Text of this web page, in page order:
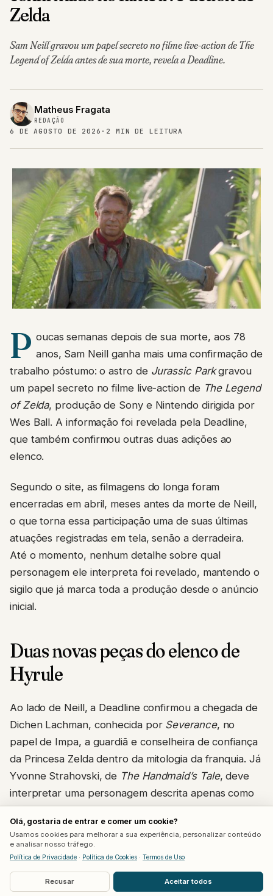
Zelda
Sam Neill gravou um papel secreto no filme live-action de The
Legend of Zelda antes de sua morte, revela a Deadline.
Matheus Fragata
REDAÇÃO
6 DE AGOSTO DE 2026 · 2 MIN DE LEITURA
P oucas semanas depois de sua morte, aos 78
anos, Sam Neill ganha mais uma confirmação de
trabalho póstumo: o astro de Jurassic Parkgravou
um papel secreto no filme live-action de The Legend
of Zelda, produção de Sony e Nintendo dirigida por
Wes Ball. A informação foi revelada pela Deadline,
que também confirmou outras duas adições ao
elenco.
Segundo o site, as filmagens do longa foram
encerradas em abril, meses antes da morte de Neill,
o que torna essa participação uma de suas últimas
atuações registradas em tela, senão a derradeira.
Até o momento, nenhum detalhe sobre qual
personagem ele interpreta foi revelado, mantendo o
sigilo que já marca toda a produção desde o anúncio
inicial.
Duas novas peças do elenco de
Hyrule
Ao lado de Neill, a Deadline confirmou a chegada de
Dichen Lachman, conhecida por Severance, no
papel de Impa, a guardiã e conselheira de confiança
da Princesa Zelda dentro da mitologia da franquia. Já
Yvonne Strahovski, de The Handmaid’s Tale, deve
interpretar uma personagem descrita apenas como
“rainha”, levantando especulação entre fãs de que
ela viva a Rainha de Hyrule, possivelmente a mãe da
própria Zelda.
Com Strahovski no papel de rainha, a teoria mais
forte entre a comunidade é que Neill esteja
Olá, gostaria de entrar e comer um cookie?
Usamos cookies para melhorar a sua experiência, personalizar conteúdo
e analisar nosso tráfego.
Política de Privacidade · Política de Cookies · Termos de Uso
Recusar Aceitar todos